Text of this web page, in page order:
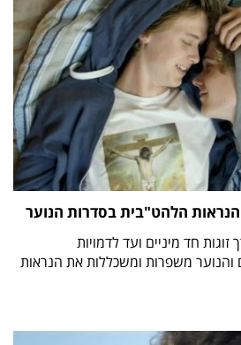
הלהט"בית בסדרות הנוער
זוגות חד מיניים ועד לדמויות
והנוער משפרות ומשכללות את הנראות